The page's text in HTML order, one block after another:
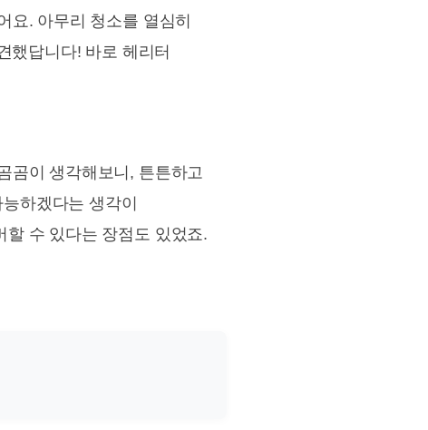
요. 아무리 청소를 열심히
했답니다! 바로 헤리터
곰이 생각해보니, 튼튼하고
하겠다는 생각이
수 있다는 장점도 있었죠.